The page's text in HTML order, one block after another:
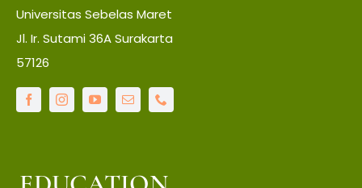
Universitas Sebelas Maret
Jl. Ir. Sutami 36A Surakarta
57126
About Faculty
IT Center